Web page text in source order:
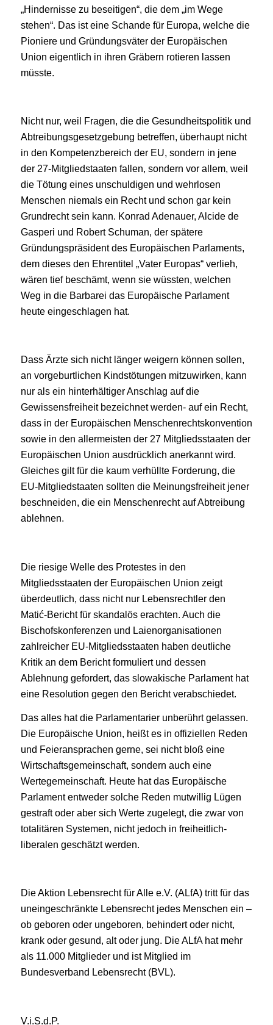
„Hindernisse zu beseitigen“, die dem „im Wege
stehen“. Das ist eine Schande für Europa, welche die
Pioniere und Gründungsväter der Europäischen
Union eigentlich in ihren Gräbern rotieren lassen
müsste.
Nicht nur, weil Fragen, die die Gesundheitspolitik und
Abtreibungsgesetzgebung betreffen, überhaupt nicht
in den Kompetenzbereich der EU, sondern in jene
der 27-Mitgliedstaaten fallen, sondern vor allem, weil
die Tötung eines unschuldigen und wehrlosen
Menschen niemals ein Recht und schon gar kein
Grundrecht sein kann. Konrad Adenauer, Alcide de
Gasperi und Robert Schuman, der spätere
Gründungspräsident des Europäischen Parlaments,
dem dieses den Ehrentitel „Vater Europas“ verlieh,
wären tief beschämt, wenn sie wüssten, welchen
Weg in die Barbarei das Europäische Parlament
heute eingeschlagen hat.
Dass Ärzte sich nicht länger weigern können sollen,
an vorgeburtlichen Kindstötungen mitzuwirken, kann
nur als ein hinterhältiger Anschlag auf die
Gewissensfreiheit bezeichnet werden- auf ein Recht,
dass in der Europäischen Menschenrechtskonvention
sowie in den allermeisten der 27 Mitgliedsstaaten der
Europäischen Union ausdrücklich anerkannt wird.
Gleiches gilt für die kaum verhüllte Forderung, die
EU-Mitgliedstaaten sollten die Meinungsfreiheit jener
beschneiden, die ein Menschenrecht auf Abtreibung
ablehnen.
Die riesige Welle des Protestes in den
Mitgliedsstaaten der Europäischen Union zeigt
überdeutlich, dass nicht nur Lebensrechtler den
Matić-Bericht für skandalös erachten. Auch die
Bischofskonferenzen und Laienorganisationen
zahlreicher EU-Mitgliedsstaaten haben deutliche
Kritik an dem Bericht formuliert und dessen
Ablehnung gefordert, das slowakische Parlament hat
eine Resolution gegen den Bericht verabschiedet.
Das alles hat die Parlamentarier unberührt gelassen.
Die Europäische Union, heißt es in offiziellen Reden
und Feieransprachen gerne, sei nicht bloß eine
Wirtschaftsgemeinschaft, sondern auch eine
Wertegemeinschaft. Heute hat das Europäische
Parlament entweder solche Reden mutwillig Lügen
gestraft oder aber sich Werte zugelegt, die zwar von
totalitären Systemen, nicht jedoch in freiheitlich-
liberalen geschätzt werden.
Die Aktion Lebensrecht für Alle e.V. (ALfA) tritt für das
uneingeschränkte Lebensrecht jedes Menschen ein –
ob geboren oder ungeboren, behindert oder nicht,
krank oder gesund, alt oder jung. Die ALfA hat mehr
als 11.000 Mitglieder und ist Mitglied im
Bundesverband Lebensrecht (BVL).
V.i.S.d.P.